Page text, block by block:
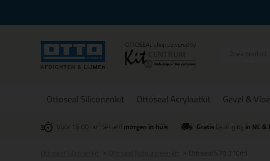
Ottoseal Siliconenkit Ottoseal Acrylaatkit Gevel &
Voor 16:00 uur besteldmorgen in huis Gratisbezorgingin NL &
Ottoseal S70 310ml